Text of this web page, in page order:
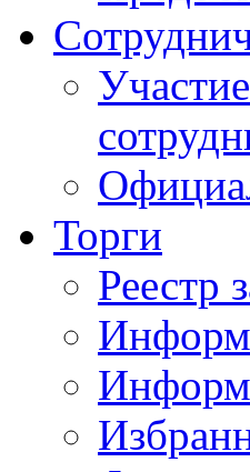
Торги
Реестр